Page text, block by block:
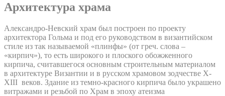
Архитектура храма
Александро-Невский храм был построен по проекту
архитектора Гольма и под его руководством в византийском
стиле из так называемой «плинфы» (от греч. слова –
«кирпич»), то есть широкого и плоского обожженного
кирпича, считавшегося основным строительным материалом
в архитектуре Византии и в русском храмовом зодчестве X-
XIII веков. Здание из темно-красного кирпича было украшено
витражами и резьбой по Храм в эпоху атеизма